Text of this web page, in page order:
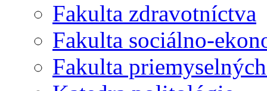
Fakulta zdravotníctva
Fakulta sociálno-
Fakulta